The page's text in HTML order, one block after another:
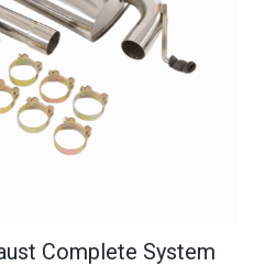
Complete System